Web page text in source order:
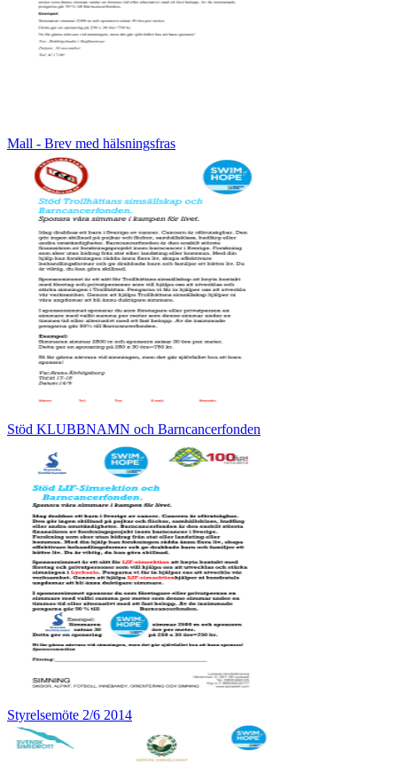
Mall - Brev med hälsningsfras
Stöd KLUBBNAMN och Barncancerfonden
Styrelsemöte 2/6 2014